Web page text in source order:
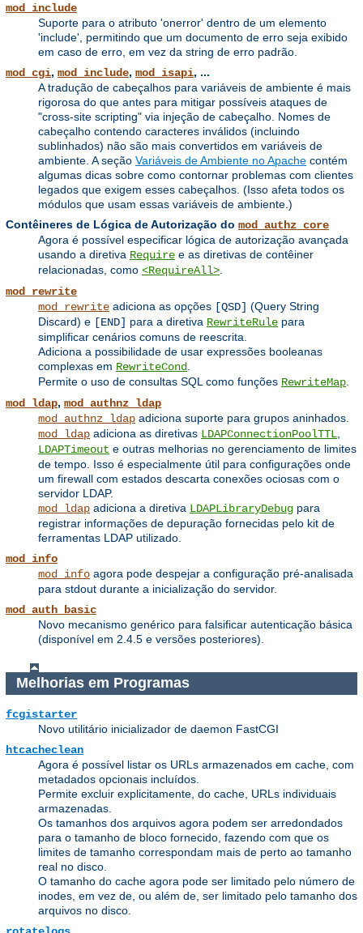
mod_include
Suporte para o atributo 'onerror' dentro de um elemento
'include', permitindo que um documento de erro seja exibido
em caso de erro, em vez da string de erro padrão.
mod_cgi, mod_include, mod_isapi, ...
A tradução de cabeçalhos para variáveis ​​de ambiente é mais
rigorosa do que antes para mitigar possíveis ataques de
"cross-site scripting" via injeção de cabeçalho. Nomes de
cabeçalho contendo caracteres inválidos (incluindo
sublinhados) não são mais convertidos em variáveis ​​de
ambiente. A seção Variáveis ​​de Ambiente no Apache contém
algumas dicas sobre como contornar problemas com clientes
legados que exigem esses cabeçalhos. (Isso afeta todos os
módulos que usam essas variáveis ​​de ambiente.)
Contêineres de Lógica de Autorização do mod_authz_core
Agora é possível especificar lógica de autorização avançada
usando a diretiva Require e as diretivas de contêiner
relacionadas, como <RequireAll>
mod_rewrite
mod_rewrite adiciona as opções [QSD] (Query String
Discard) e [END] para a diretiva RewriteRule para
simplificar cenários comuns de reescrita.
Adiciona a possibilidade de usar expressões booleanas
complexas em RewriteCond
Permite o uso de consultas SQL como funções RewriteMap
mod_ldap, mod_authnz_ldap
mod_authnz_ldap adiciona suporte para grupos aninhados.
mod_ldap adiciona as diretivas LDAPConnectionPoolTTL
LDAPTimeout e outras melhorias no gerenciamento de limites
de tempo. Isso é especialmente útil para configurações onde
um firewall com estados descarta conexões ociosas com o
servidor LDAP.
mod_ldap adiciona a diretiva LDAPLibraryDebug para
registrar informações de depuração fornecidas pelo kit de
ferramentas LDAP utilizado.
mod_info
mod_info agora pode despejar a configuração pré-analisada
para stdout durante a inicialização do servidor.
mod_auth_basic
Novo mecanismo genérico para falsificar autenticação básica
(disponível em 2.4.5 e versões posteriores).
Melhorias em Programas
fcgistarter
Novo utilitário inicializador de daemon FastCGI
htcacheclean
Agora é possível listar os URLs armazenados em cache, com
metadados opcionais incluídos.
Permite excluir explicitamente, do cache, URLs individuais
armazenadas.
Os tamanhos dos arquivos agora podem ser arredondados
para o tamanho de bloco fornecido, fazendo com que os
limites de tamanho correspondam mais de perto ao tamanho
real no disco.
O tamanho do cache agora pode ser limitado pelo número de
inodes, em vez de, ou além de, ser limitado pelo tamanho dos
arquivos no disco.